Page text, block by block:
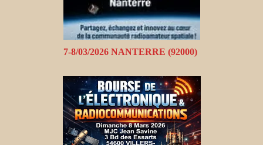
7-8/03/2026 NANTERRE (92000)